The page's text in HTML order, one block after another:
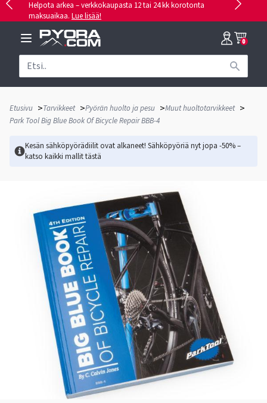
Helpota arkea – verkkokaupasta 12 tai 24 kk korotonta
maksuaikaa. Lue lisää!
0
Etusivu >Tarvikkeet >Pyörän huolto ja pesu >Muut huoltotarvikkeet >
Park Tool Big Blue Book Of Bicycle Repair BBB-4
Kesän sähköpyörädiilit ovat alkaneet! Sähköpyöriä nyt jopa -50% –
katso kaikki mallittästä